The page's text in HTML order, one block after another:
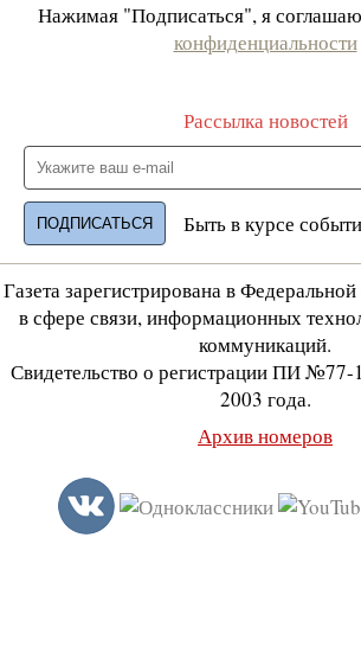
Нажимая "Подписаться", я
конфиденциальности
Рассылка новостей
Быть в курсе
Газета зарегистрирована в
в сфере связи, информационных
коммуникаций.
Свидетельство о регистрации ПИ №77-
2003 года.
Архив номеров